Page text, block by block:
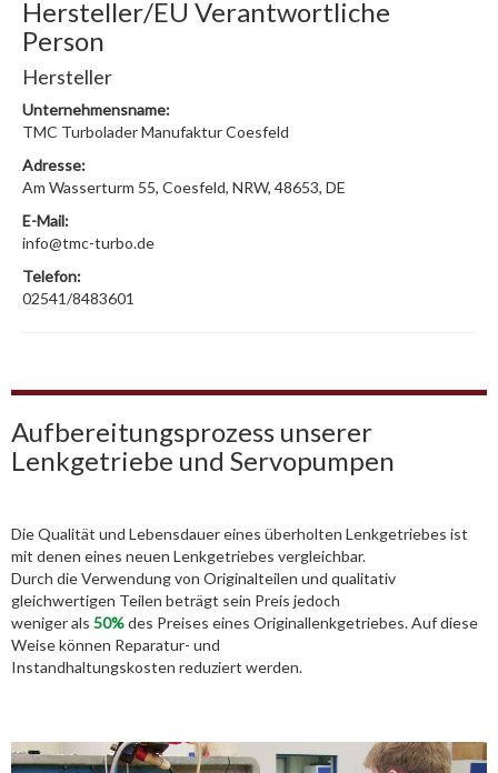
Hersteller/EU Verantwortliche
Person
Hersteller
Unternehmensname:
TMC Turbolader Manufaktur Coesfeld
Adresse:
Am Wasserturm 55, Coesfeld, NRW, 48653, DE
E-Mail:
info@tmc-turbo.de
Telefon:
02541/8483601
Aufbereitungsprozess unserer
Lenkgetriebe und Servopumpen
Die Qualität und Lebensdauer eines überholten Lenkgetriebes ist
mit denen eines neuen Lenkgetriebes vergleichbar.
Durch die Verwendung von Originalteilen und qualitativ
gleichwertigen Teilen beträgt sein Preis jedoch
weniger als 50%des Preises eines Originallenkgetriebes. Auf diese
Weise können Reparatur- und
Instandhaltungskosten reduziert werden.